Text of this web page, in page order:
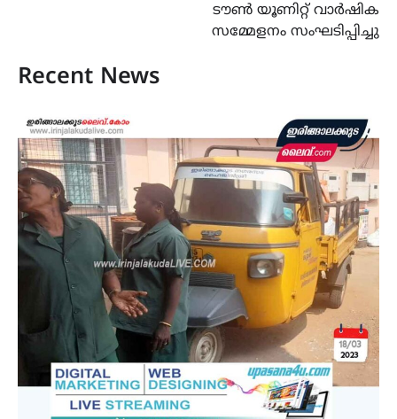
ടൗൺ യൂണിറ്റ് വാർഷിക
സമ്മേളനം സംഘടിപ്പിച്ചു
Recent News